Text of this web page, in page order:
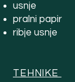
usnje
pralni papir
ribje usnje
TEHNIKE